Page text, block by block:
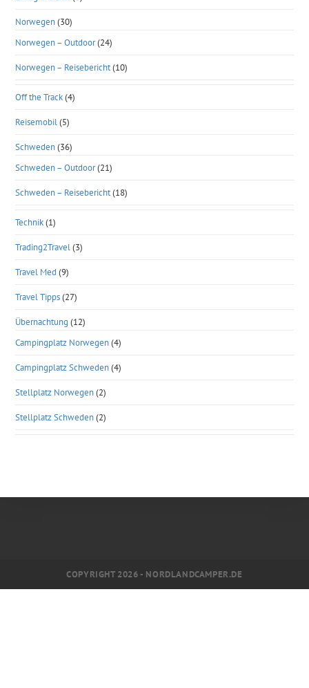
Norwegen (30)
Norwegen – Outdoor(24)
Norwegen – Reisebericht(10)
Off the Track (4)
Reisemobil (5)
Schweden (36)
Schweden – Outdoor(21)
Schweden – Reisebericht(18)
Technik (1)
Trading2Travel (3)
Travel Med (9)
Travel Tipps (27)
Übernachtung (12)
Campingplatz Norwegen (4)
Campingplatz Schweden (4)
Stellplatz Norwegen (2)
Stellplatz Schweden (2)
COPYRIGHT 2026 - NORDLANDCAMPER.DE